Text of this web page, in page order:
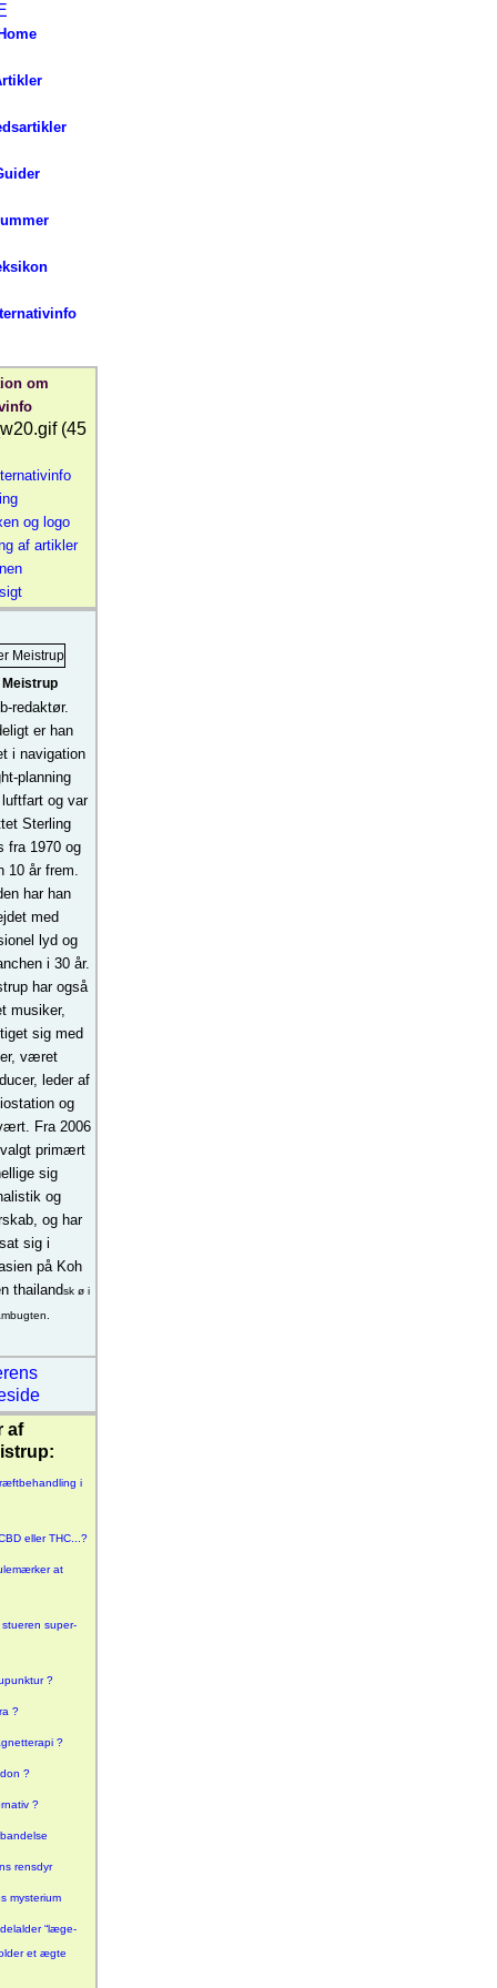
Home
sartikler
om
og logo
af artikler
Meistrup
redaktør.
er han
i navigation
planning
og var
Sterling
fra 1970 og
10 år frem.
har han
med
lyd og
i 30 år.
har også
musiker,
sig med
været
leder af
og
Fra 2006
valgt primært
sig
og
og har
sig i
på Koh
thailandsk ø i
af
i
eller THC...?
at
super-
?
?
?
?
?
rensdyr
mysterium
“læge-
et ægte